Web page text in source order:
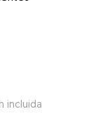
incluida